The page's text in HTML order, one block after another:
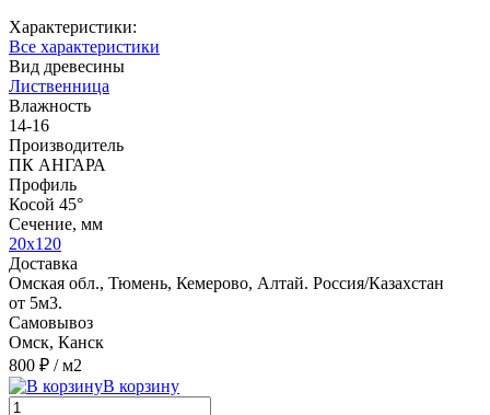
Характеристики:
Все характеристики
Вид древесины
Лиственница
Влажность
14-16
Производитель
ПК АНГАРА
Профиль
Косой 45°
Сечение, мм
20х120
Доставка
Омская обл., Тюмень, Кемерово, Алтай. Россия/Казахстан
от 5м3.
Самовывоз
Омск, Канск
800 ₽ / м2
В корзину